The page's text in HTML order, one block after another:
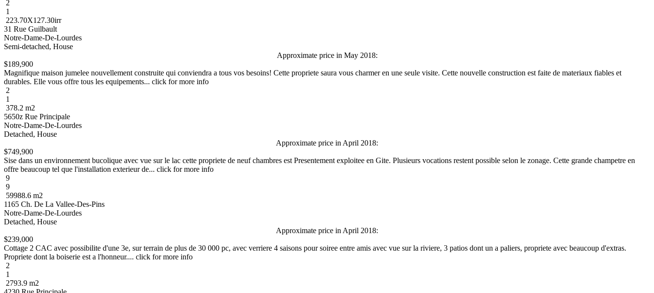
2
1
223.70X127.30irr
31 Rue Guilbault
Notre-Dame-De-Lourdes
Semi-detached, House
Approximate price in May 2018:
$189,900
Magnifique maison jumelee nouvellement construite qui conviendra a tous vos besoins! Cette propriete saura vous charmer en une seule visite. Cette nouvelle construction est faite de materiaux fiables et
durables. Elle vous offre tous les equipements... click for more info
2
1
378.2 m2
5650z Rue Principale
Notre-Dame-De-Lourdes
Detached, House
Approximate price in April 2018:
$749,900
Sise dans un environnement bucolique avec vue sur le lac cette propriete de neuf chambres est Presentement exploitee en Gite. Plusieurs vocations restent possible selon le zonage. Cette grande champetre en
offre beaucoup tel que l'installation exterieur de... click for more info
9
9
59988.6 m2
1165 Ch. De La Vallee-Des-Pins
Notre-Dame-De-Lourdes
Detached, House
Approximate price in April 2018:
$239,000
Cottage 2 CAC avec possibilite d'une 3e, sur terrain de plus de 30 000 pc, avec verriere 4 saisons pour soiree entre amis avec vue sur la riviere, 3 patios dont un a paliers, propriete avec beaucoup d'extras.
Propriete dont la boiserie est a l'honneur.... click for more info
2
1
2793.9 m2